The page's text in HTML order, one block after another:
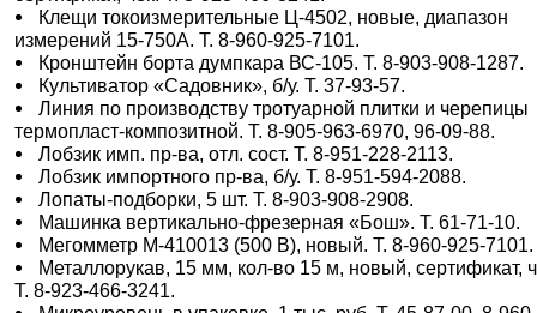
Клещи токоизмерительные Ц-4502, новые, диапазон
измерений 15-750А. Т. 8-960-925-7101.
Кронштейн борта думпкара ВС-105. Т. 8-903-908-1287.
Культиватор «Садовник», б/у. Т. 37-93-57.
Линия по производству тротуарной плитки и черепицы
термопласт-композитной. Т. 8-905-963-6970, 96-09-88.
Лобзик имп. пр-ва, отл. сост. Т. 8-951-228-2113.
Лобзик импортного пр-ва, б/у. Т. 8-951-594-2088.
Лопаты-подборки, 5 шт. Т. 8-903-908-2908.
Машинка вертикально-фрезерная «Бош». Т. 61-71-10.
Мегомметр М-410013 (500 В), новый. Т. 8-960-925-7101.
Металлорукав, 15 мм, кол-во 15 м, новый, сертификат,
Т. 8-923-466-3241.